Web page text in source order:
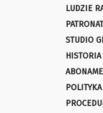
LUDZIE
STUDIO